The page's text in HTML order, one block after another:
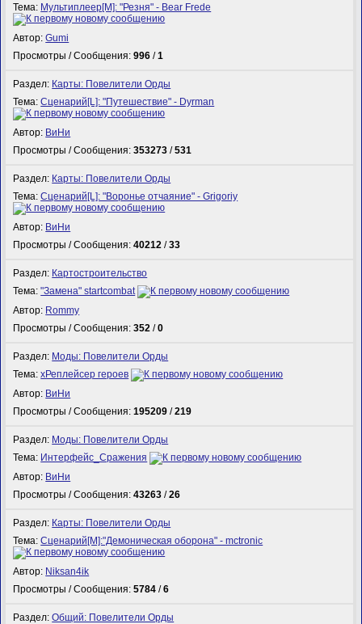
Тема: Мультиплеер[M]: "Резня" - Bear Frede
Автор:Gumi
Просмотры / Сообщения:996 /1
Раздел: Карты: Повелители Орды
Тема:Сценарий[L]: "Путешествие" - Dyrman
Автор: ВиНи
Просмотры / Сообщения:353273 /531
Раздел: Карты: Повелители Орды
Тема:Сценарий[L]: "Воронье отчаяние" - Grigoriy
Автор: ВиНи
Просмотры / Сообщения:40212 /33
Раздел: Картостроительство
Тема:"Замена" startcombat
Автор: Rommy
Просмотры / Сообщения:352 /0
Раздел: Моды: Повелители Орды
Тема:xРеплейсер героев
Автор: ВиНи
Просмотры / Сообщения:195209 /219
Раздел: Моды: Повелители Орды
Тема: Интерфейс_Сражения
Автор: ВиНи
Просмотры / Сообщения:43263 /26
Раздел: Карты: Повелители Орды
Тема:Сценарий[M]:"Демоническая оборона" - mctronic
Автор: Niksan4ik
Просмотры / Сообщения:5784 /6
Раздел:Общий: Повелители Орды